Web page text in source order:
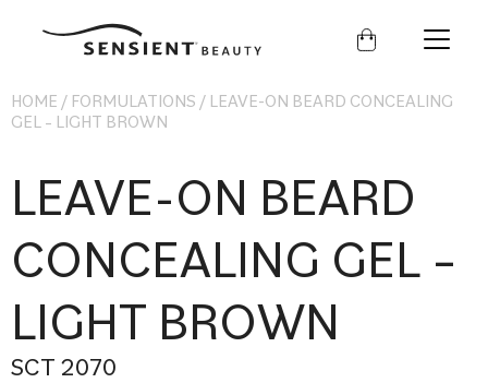
Sensient
HOME / FORMULATIONS / LEAVE-ON BEARD CONCEALING
GEL – LIGHT BROWN
LEAVE-ON BEARD
CONCEALING GEL –
LIGHT BROWN
SCT 2070